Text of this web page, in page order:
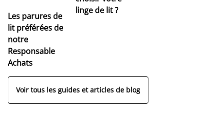
Les parures de
lit préférées de
notre
Responsable
Achats
linge de lit ?
Voir tous les guides et articles de blog